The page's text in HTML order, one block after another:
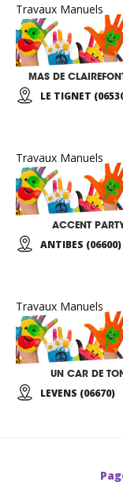
Travaux Manuels
MAS DE
LE TIGNET
Travaux Manuels
ACCENT
ANTIBES (06600)
Travaux Manuels
UN CAR DE
LEVENS (06670)